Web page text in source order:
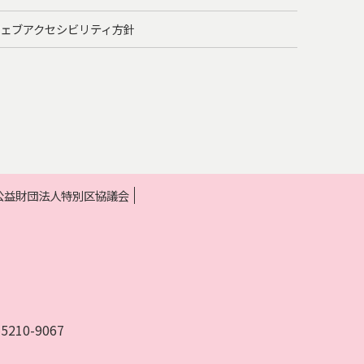
ブアクセシビリティ方針
財団法人特別区協議会
9067